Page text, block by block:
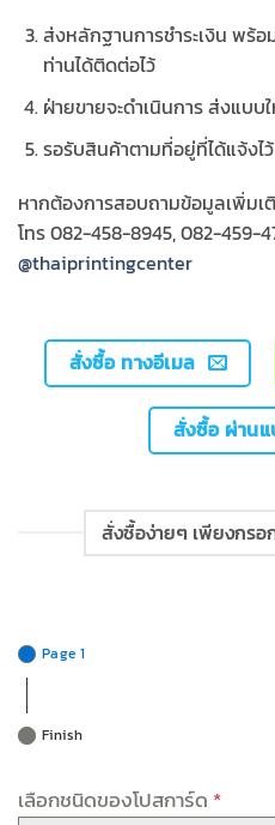
ส่งหลักฐานการชำระเงิน พร้
ท่านได้ติดต่อไว้
ฝ่ายขายจะดำเนินการ ส่งแบ
รอรับสินค้าตามที่อยู่ที่ได้แจ้งไว้
หากต้องการสอบถามข้อมูลเพิ่ม
โทร 082-458-8945, 082-459-
@thaiprintingcenter
สั่งซื้อ ทางอีเมล
สั่งซื้อ ผ่าน
สั่งซื้อง่ายๆ เพียงกร
Page 1
Finish
เลือกชนิดของโปสการ์ด *